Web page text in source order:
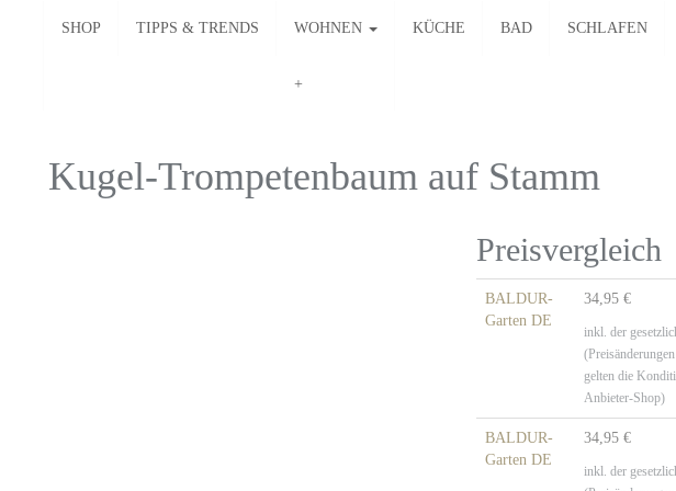
SHOP TIPPS & TRENDS WOHNEN KÜCHE BAD SCHLAFEN
Kugel-Trompetenbaum auf Stamm
Preisvergleich
BALDUR-
Garten DE
34,95 €
inkl. der
gelten die
Anbieter-Shop)
BALDUR-
Garten DE
34,95 €
inkl. der